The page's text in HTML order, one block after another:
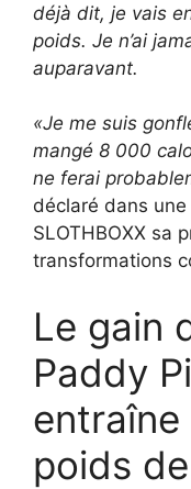
déjà dit, je vais
poids. Je n’ai
auparavant.
«Je me suis
mangé 8 000
ne ferai
déclaré dans
SLOTHBOXX sa
transformations
Le gain
Paddy
poids